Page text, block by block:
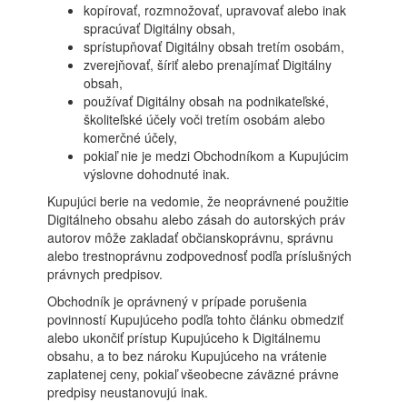
kopírovať, rozmnožovať, upravovať alebo inak
spracúvať Digitálny obsah,
sprístupňovať Digitálny obsah tretím osobám,
zverejňovať, šíriť alebo prenajímať Digitálny
obsah,
používať Digitálny obsah na podnikateľské,
školiteľské účely voči tretím osobám alebo
komerčné účely,
pokiaľ nie je medzi Obchodníkom a Kupujúcim
výslovne dohodnuté inak.
Kupujúci berie na vedomie, že neoprávnené použitie
Digitálneho obsahu alebo zásah do autorských práv
autorov môže zakladať občianskoprávnu, správnu
alebo trestnoprávnu zodpovednosť podľa príslušných
právnych predpisov.
Obchodník je oprávnený v prípade porušenia
povinností Kupujúceho podľa tohto článku obmedziť
alebo ukončiť prístup Kupujúceho k Digitálnemu
obsahu, a to bez nároku Kupujúceho na vrátenie
zaplatenej ceny, pokiaľ všeobecne záväzné právne
predpisy neustanovujú inak.